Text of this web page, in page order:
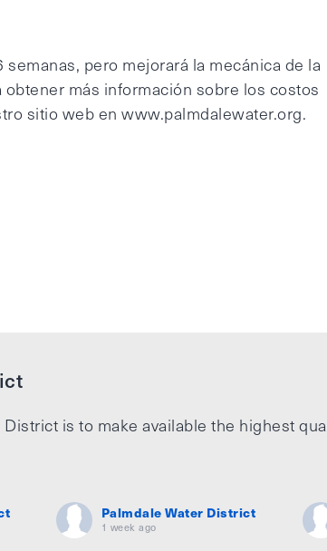
pero mejorará la mecánica de la
más información sobre los costos
sitio web en www.palmdalewater.org.
is to make available the highest
Palmdale Water District
1 week ago